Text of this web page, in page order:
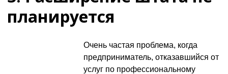
планируется
Очень частая проблема, когда
предприниматель, отказавшийся от
услуг по профессиональному